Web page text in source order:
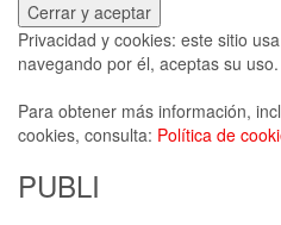
Privacidad y cookies: este sitio
navegando por él, aceptas su uso.
Para obtener más información,
cookies, consulta: Política de
PUBLI